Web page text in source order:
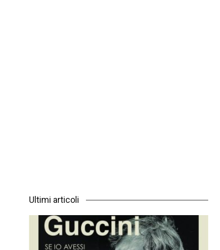
Ultimi articoli